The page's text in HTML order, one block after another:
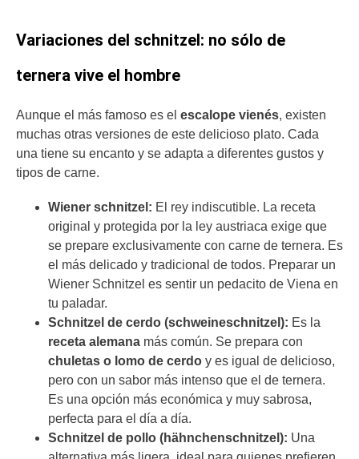
Variaciones del schnitzel: no sólo de
ternera vive el hombre
Aunque el más famoso es el escalope vienés, existen
muchas otras versiones de este delicioso plato. Cada
una tiene su encanto y se adapta a diferentes gustos y
tipos de carne.
Wiener schnitzel: El rey indiscutible. La receta
original y protegida por la ley austriaca exige que
se prepare exclusivamente con carne de ternera. Es
el más delicado y tradicional de todos. Preparar un
Wiener Schnitzel es sentir un pedacito de Viena en
tu paladar.
Schnitzel de cerdo (schweineschnitzel): Es la
receta alemana más común. Se prepara con
chuletas o lomo de cerdo y es igual de delicioso,
pero con un sabor más intenso que el de ternera.
Es una opción más económica y muy sabrosa,
perfecta para el día a día.
Schnitzel de pollo (hähnchenschnitzel): Una